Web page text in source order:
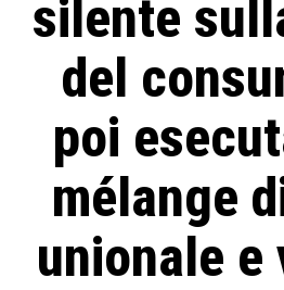
silente
del
poi
mélange
unionale e